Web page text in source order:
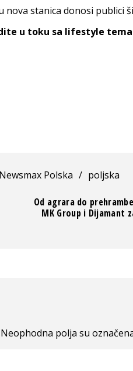
nova stanica donosi publici
u toku sa lifestyle
Newsmax Polska / poljska
Od agrara do
MK Group i Dijamant
Neophodna polja su